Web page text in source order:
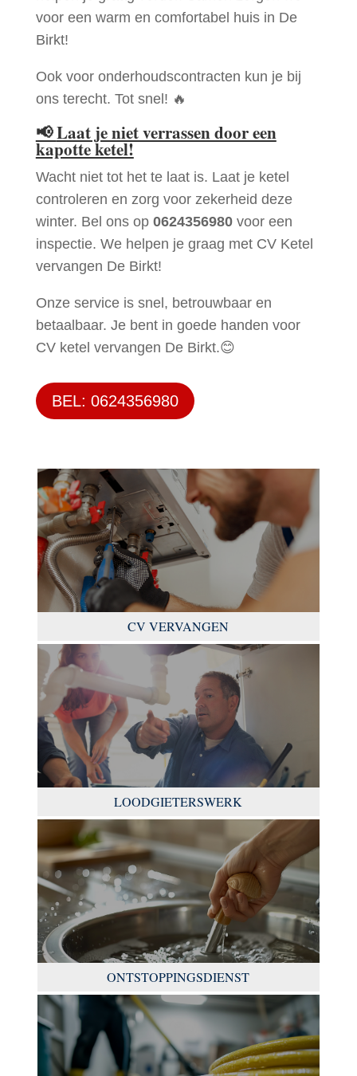
voor een warm en comfortabel huis in De
Birkt!
Ook voor onderhoudscontracten kun je bij
ons terecht. Tot snel! 🔥
📢Laat je niet verrassen door een
kapotte ketel!
Wacht niet tot het te laat is. Laat je ketel
controleren en zorg voor zekerheid deze
winter. Bel ons op 0624356980voor een
inspectie. We helpen je graag met CV Ketel
vervangen De Birkt!
Onze service is snel, betrouwbaar en
betaalbaar. Je bent in goede handen voor
CV ketel vervangen De Birkt.😊
BEL: 0624356980
CV VERVANGEN
LOODGIETERSWERK
ONTSTOPPINGSDIENST